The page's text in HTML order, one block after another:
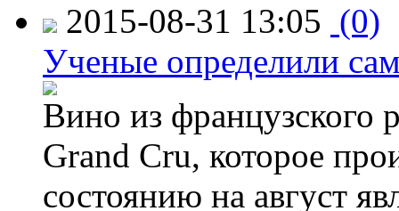
2015-08-31 13:05 (0)
Ученые определили
Вино из французского
Grand Cru, которое
состоянию на август